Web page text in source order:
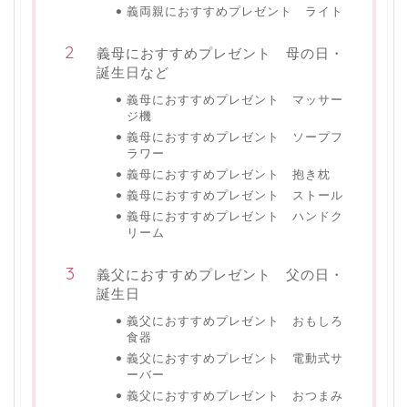
義両親におすすめプレゼント ライト
義母におすすめプレゼント 母の日・
誕生日など
義母におすすめプレゼント マッサー
ジ機
義母におすすめプレゼント ソープフ
ラワー
義母におすすめプレゼント 抱き枕
義母におすすめプレゼント ストール
義母におすすめプレゼント ハンドク
リーム
義父におすすめプレゼント 父の日・
誕生日
義父におすすめプレゼント おもしろ
食器
義父におすすめプレゼント 電動式サ
ーバー
義父におすすめプレゼント おつまみ